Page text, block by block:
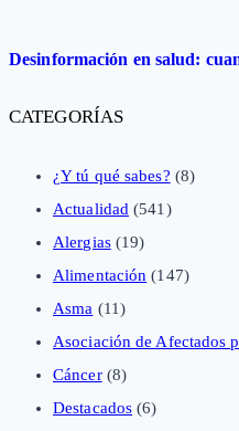
Desinformación en salud:
CATEGORÍAS
¿Y tú qué sabes? (8)
Actualidad (541)
Alergias(19)
Alimentación (147)
Asma (11)
Asociación de Afectados
Cáncer(8)
Destacados (6)